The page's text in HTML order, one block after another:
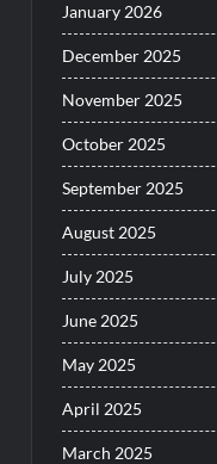
January 2026
December 2025
November 2025
October 2025
September 2025
August 2025
July 2025
June 2025
May 2025
April 2025
March 2025